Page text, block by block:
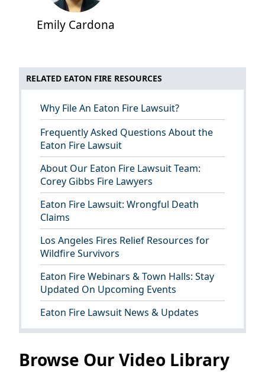
Emily Cardona
RELATED EATON FIRE RESOURCES
Why File An Eaton Fire Lawsuit?
Frequently Asked Questions About the
Eaton Fire Lawsuit
About Our Eaton Fire Lawsuit Team:
Corey Gibbs Fire Lawyers
Eaton Fire Lawsuit: Wrongful Death
Claims
Los Angeles Fires Relief Resources for
Wildfire Survivors
Eaton Fire Webinars & Town Halls: Stay
Updated On Upcoming Events
Eaton Fire Lawsuit News & Updates
Browse Our Video Library